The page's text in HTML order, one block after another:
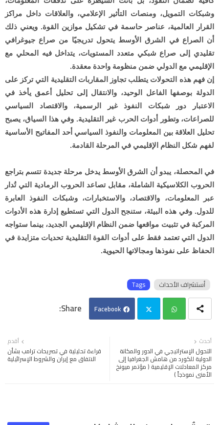
وشبكات التمويل، ومنصات التأثير الإعلامي، والعلاقات داخل مراكز
القرار العالمية، عناصر حاسمة في تشكيل موازين القوة. ويعني ذلك
أن الصراع في الشرق الأوسط يتحول تدريجيًا من صراع جيوغرافي
تقليدي إلى صراع شبكي متعدد المستويات، يتداخل فيه المحلي مع
الإقليمي مع الدولي ضمن منظومة واحدة معقدة.
إن فهم هذه التحولات يتطلب تجاوز المقاربات التقليدية التي تركز على
الدولة بوصفها الفاعل الوحيد، والانتقال إلى تحليل أعمق يأخذ في
الاعتبار دور شبكات النفوذ غير الرسمية، والاقتصاد السياسي
للصراعات، وتطور أدوات الحرب غير التقليدية. وفي هذا السياق، يصبح
تحليل العلاقة بين المعلومات والنفوذ السياسي أحد المفاتيح الأساسية
لفهم شكل النظام الإقليمي في المرحلة القادمة.
في المحصلة، يبدو أن الشرق الأوسط يدخل مرحلة جديدة تتسم بتراجع
الحروب الكلاسيكية الشاملة، مقابل تصاعد الحروب الرمادية التي تُدار
عبر المعلومات، والاقتصاد، والاستخبارات، وشبكات النفوذ العابرة
للدول. وفي هذه البيئة، ستنجح الدول التي تستطيع إدارة هذه الأدوات
المركبة في تثبيت مواقعها ضمن النظام الإقليمي الجديد، بينما ستواجه
الدول التي تعتمد فقط على أدوات القوة التقليدية تحديات متزايدة في
الحفاظ على نفوذها ومجالاتها الحيوية.
Tags أستشراف الأحداث
Facebook
tter
ats
app
أحدث
التحول الإستراتيجي في الدور والمكانة
الدولية للكورد من هامش الجغرافيا إلى
مركز المعادلات الإقليمية ( مؤتمر ميونخ
الأمني نموذجاً )
أقدم
قراءة تحليلية في تصريحات ترامب بشأن
الاتفاق مع إيران والشروط الإسرائيلية